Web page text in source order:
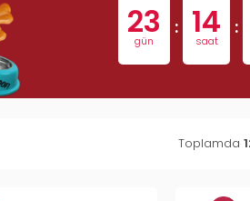
23
gün 14
saat
Toplamda